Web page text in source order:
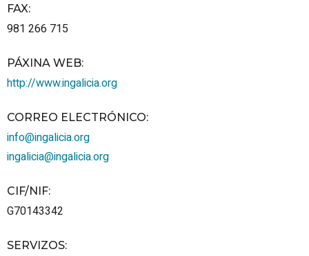
FAX:
981 266 715
PÁXINA WEB:
http://www.ingalicia.org
CORREO ELECTRÓNICO:
info@ingalicia.org
ingalicia@ingalicia.org
CIF/NIF:
G70143342
SERVIZOS: